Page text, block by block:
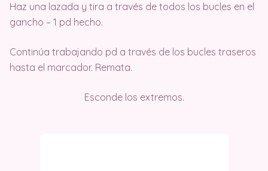
Haz una lazada y tira a través de todos los bucles en el
gancho – 1 pd hecho.
Continúa trabajando pd a través de los bucles traseros
hasta el marcador. Remata.
Esconde los extremos.